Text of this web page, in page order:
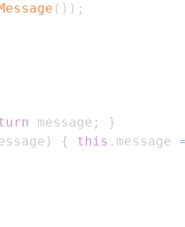
( ) ) ;
message ;
}
) { this . message